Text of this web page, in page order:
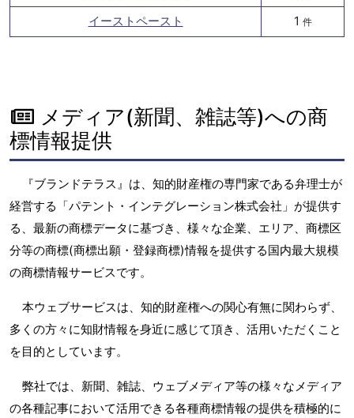
イーストペースト 1 件
メディア(新聞、雑誌等)への商
標情報提供
『ブランドテラス』は、知的財産権の専門家である弁理士が
経営する「パテント・インテグレーション株式会社」が提供す
る、最新の商標データに基づき、様々な企業、エリア、商標区
分等の商標(商標出願・登録商標)情報を提供する国内最大規模
の商標情報サービスです。
本ウェブサービスは、知的財産権への関心有無に関わらず、
多くの方々に知財情報を身近に感じて頂き、活用いただくこと
を目的としています。
弊社では、新聞、雑誌、ウェブメディア等の様々なメディア
の各種記事において活用できる各種商標情報の提供を積極的に